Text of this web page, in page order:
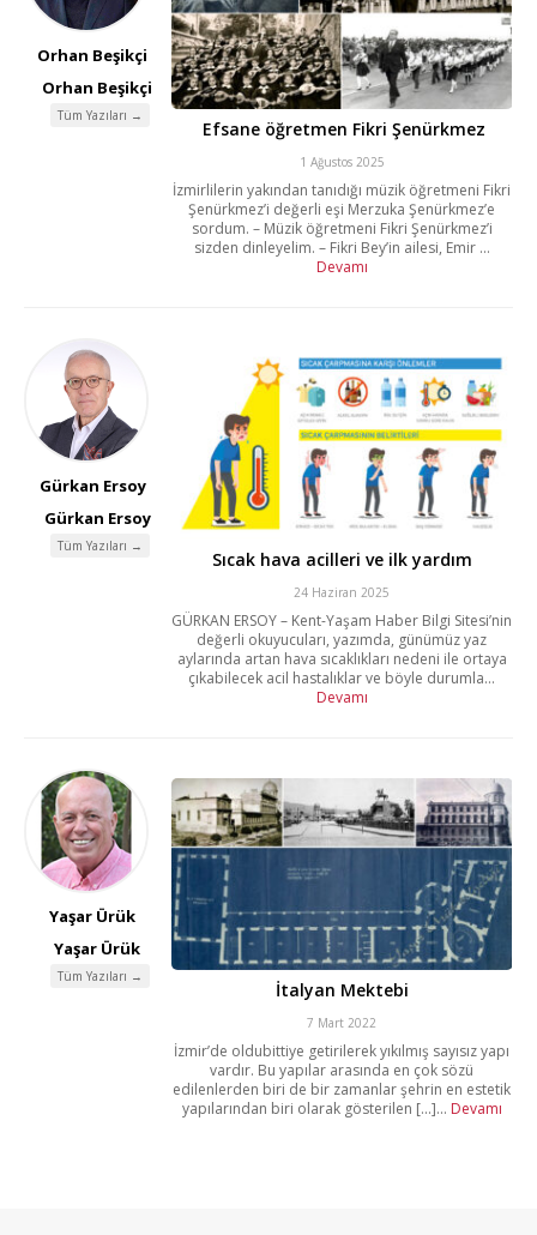
Orhan Beşikçi
Orhan Beşikçi
Tüm Yazıları →
Efsane öğretmen Fikri Şenürkmez
1 Ağustos 2025
İzmirlilerin yakından tanıdığı müzik öğretmeni Fikri
Şenürkmez’i değerli eşi Merzuka Şenürkmez’e
sordum. – Müzik öğretmeni Fikri Şenürkmez’i
sizden dinleyelim. – Fikri Bey’in ailesi, Emir ...
Devamı
Gürkan Ersoy
Gürkan Ersoy
Tüm Yazıları →
Sıcak hava acilleri ve ilk yardım
24 Haziran 2025
GÜRKAN ERSOY – Kent-Yaşam Haber Bilgi Sitesi’nin
değerli okuyucuları, yazımda, günümüz yaz
aylarında artan hava sıcaklıkları nedeni ile ortaya
çıkabilecek acil hastalıklar ve böyle durumla...
Devamı
Yaşar Ürük
Yaşar Ürük
Tüm Yazıları →
İtalyan Mektebi
7 Mart 2022
İzmir’de oldubittiye getirilerek yıkılmış sayısız yapı
vardır. Bu yapılar arasında en çok sözü
edilenlerden biri de bir zamanlar şehrin en estetik
yapılarından biri olarak gösterilen [...]... Devamı